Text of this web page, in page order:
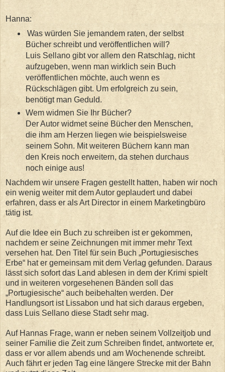
Hanna:
Was würden Sie jemandem raten, der selbst
Bücher schreibt und veröffentlichen will?
Luis Sellano gibt vor allem den Ratschlag, nicht
aufzugeben, wenn man wirklich sein Buch
veröffentlichen möchte, auch wenn es
Rückschlägen gibt. Um erfolgreich zu sein,
benötigt man Geduld.
Wem widmen Sie Ihr Bücher?
Der Autor widmet seine Bücher den Menschen,
die ihm am Herzen liegen wie beispielsweise
seinem Sohn. Mit weiteren Büchern kann man
den Kreis noch erweitern, da stehen durchaus
noch einige aus!
Nachdem wir unsere Fragen gestellt hatten, haben wir noch
ein wenig weiter mit dem Autor geplaudert und dabei
erfahren, dass er als Art Director in einem Marketingbüro
tätig ist.
Auf die Idee ein Buch zu schreiben ist er gekommen,
nachdem er seine Zeichnungen mit immer mehr Text
versehen hat. Den Titel für sein Buch „Portugiesisches
Erbe“ hat er gemeinsam mit dem Verlag gefunden. Daraus
lässt sich sofort das Land ablesen in dem der Krimi spielt
und in weiteren vorgesehenen Bänden soll das
„Portugiesische“ auch beibehalten werden. Der
Handlungsort ist Lissabon und hat sich daraus ergeben,
dass Luis Sellano diese Stadt sehr mag.
Auf Hannas Frage, wann er neben seinem Vollzeitjob und
seiner Familie die Zeit zum Schreiben findet, antwortete er,
dass er vor allem abends und am Wochenende schreibt.
Auch fährt er jeden Tag eine längere Strecke mit der Bahn